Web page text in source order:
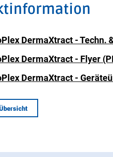
DermaXtract - Techn.
DermaXtract - Flyer
DermaXtract -